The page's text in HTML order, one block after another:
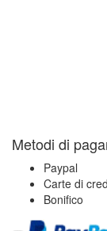
Metodi di
Paypal
Carte di
Bonifico